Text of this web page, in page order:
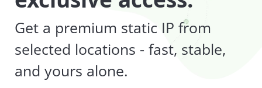
Get a premium static IP from
selected locations - fast, stable,
and yours alone.